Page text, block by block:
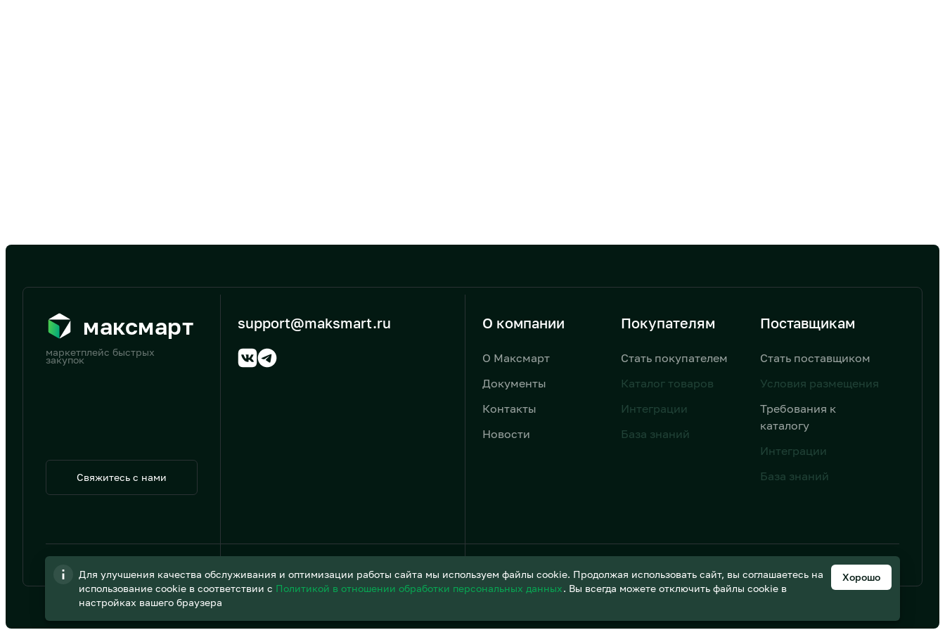
максмарт
маркетплейс быстрых
закупок
Свяжитесь с нами
support@maksmart.ru О компании
О Максмарт
Документы
Контакты
Новости
Покупателям
Стать покупателем
Каталог товаров
Интеграции
База знаний
Поставщикам
Стать поставщиком
Условия размещения
Требования к
каталогу
Интеграции
База знаний
Дизайн от AIC
Для улучшения качества обслуживания и оптимизации работы сайта мы используем файлы cookie. Продолжая использовать сайт, вы соглашаетесь на
использование cookie в соответствии с Политикой в отношении обработки персональных данных. Вы всегда можете отключить файлы cookie в
настройках вашего браузера
Хорошо